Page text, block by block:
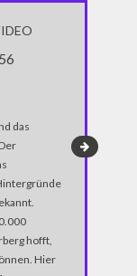
das
hofft,
Hier